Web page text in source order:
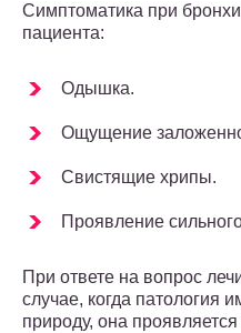
Симптоматика при
пациента:
Одышка.
Ощущение
Свистящие хрипы.
Проявление
При ответе на вопрос
случае, когда патология
природу, она